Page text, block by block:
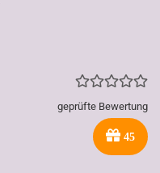
geprüfte Bewertung
45